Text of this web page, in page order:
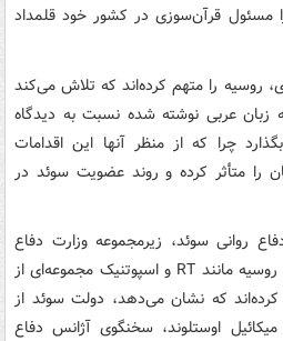
قرآن‌سوزی در کشور خود قلمداد
روسیه را متهم کرده‌اند که تلاش می‌کند
زبان عربی نوشته شده نسبت به دیدگاه
چرا که از منظر آنها این اقدامات
را متأثر کرده و روند عضویت سوئد در
روانی سوئد، زیرمجموعه وزارت دفاع
مدعی شده که رسانه‌های دولتی روسیه مانند RT و اسپوتنیک مجموعه‌ای از
کرده‌اند که نشان می‌دهد، دولت سوئد از
اوستلوند، سخنگوی آژانس دفاع